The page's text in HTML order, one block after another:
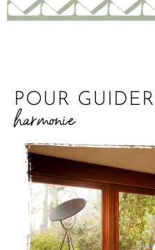
POUR
harmonie